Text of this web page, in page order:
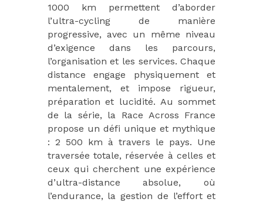
1000 km permettent d’aborder
l’ultra-cycling de manière
progressive, avec un même niveau
d’exigence dans les parcours,
l’organisation et les services. Chaque
distance engage physiquement et
mentalement, et impose rigueur,
préparation et lucidité. Au sommet
de la série, la Race Across France
propose un défi unique et mythique
: 2 500 km à travers le pays. Une
traversée totale, réservée à celles et
ceux qui cherchent une expérience
d’ultra-distance absolue, où
l’endurance, la gestion de l’effort et